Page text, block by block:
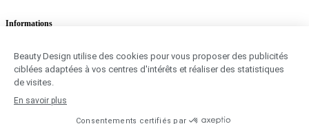
Informations
Informations  
Mentions légales
Données personnelles
Utilisation des cookies